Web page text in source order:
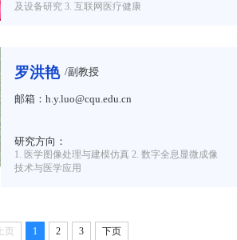
及设备研究 3. 互联网医疗健康
罗洪艳 /副教授
邮箱：h.y.luo@cqu.edu.cn
研究方向：
1. 医学图像处理与建模仿真 2. 数字全息显微成像
技术与医学应用
上页 1 2 3 下页